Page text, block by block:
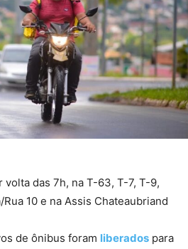
das 7h, na T-63, T-7, T-9,
10 e na Assis Chateaubriand
de ônibus foram liberados para